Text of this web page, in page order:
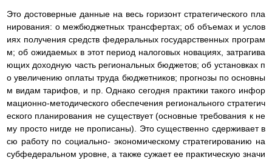
Это достоверные данные на весь горизонт стратегического пла
нирования: о межбюджетных трансфертах; об объемах и услов
иях получения средств федеральных государственных програм
м; об ожидаемых в этот период налоговых новациях, затрагива
ющих доходную часть региональных бюджетов; об установках п
о увеличению оплаты труда бюджетников; прогнозы по основны
м видам тарифов, и пр. Однако сегодня практики такого инфор
мационно-методического обеспечения регионального стратегич
еского планирования не существует (основные требования к не
му просто нигде не прописаны). Это существенно сдерживает в
сю работу по социально- экономическому стратегированию на
субфедеральном уровне, а также сужает ее практическую значи